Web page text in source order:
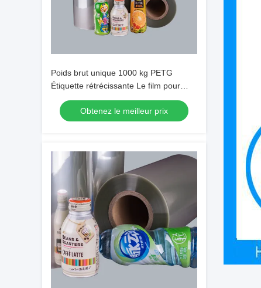
Poids brut unique 1000 kg PETG
Étiquette rétrécissante Le film pour
emballage peut être imprimé avec une
imprimante flexographique ou gravure
claire
Obtenez le meilleur prix